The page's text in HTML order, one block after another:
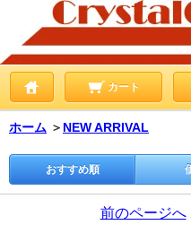
カート
ホーム ＞ NEW ARRIVAL
おすすめ順
前のページへ